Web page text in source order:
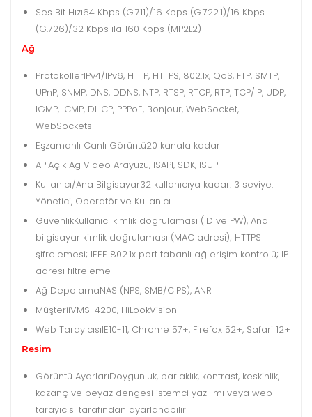
Ses Bit Hızı64 Kbps (G.711)/16 Kbps (G.722.1)/16 Kbps
(G.726)/32 Kbps ila 160 Kbps (MP2L2)
Ağ
ProtokollerIPv4/IPv6, HTTP, HTTPS, 802.1x, QoS, FTP, SMTP,
UPnP, SNMP, DNS, DDNS, NTP, RTSP, RTCP, RTP, TCP/IP, UDP,
IGMP, ICMP, DHCP, PPPoE, Bonjour, WebSocket,
WebSockets
Eşzamanlı Canlı Görüntü20 kanala kadar
APIAçık Ağ Video Arayüzü, ISAPI, SDK, ISUP
Kullanıcı/Ana Bilgisayar32 kullanıcıya kadar. 3 seviye:
Yönetici, Operatör ve Kullanıcı
GüvenlikKullanıcı kimlik doğrulaması (ID ve PW), Ana
bilgisayar kimlik doğrulaması (MAC adresi); HTTPS
şifrelemesi; IEEE 802.1x port tabanlı ağ erişim kontrolü; IP
adresi filtreleme
Ağ DepolamaNAS (NPS, SMB/CIPS), ANR
MüşteriiVMS-4200, HiLookVision
Web TarayıcısıIE10-11, Chrome 57+, Firefox 52+, Safari 12+
Resim
Görüntü AyarlarıDoygunluk, parlaklık, kontrast, keskinlik,
kazanç ve beyaz dengesi istemci yazılımı veya web
tarayıcısı tarafından ayarlanabilir